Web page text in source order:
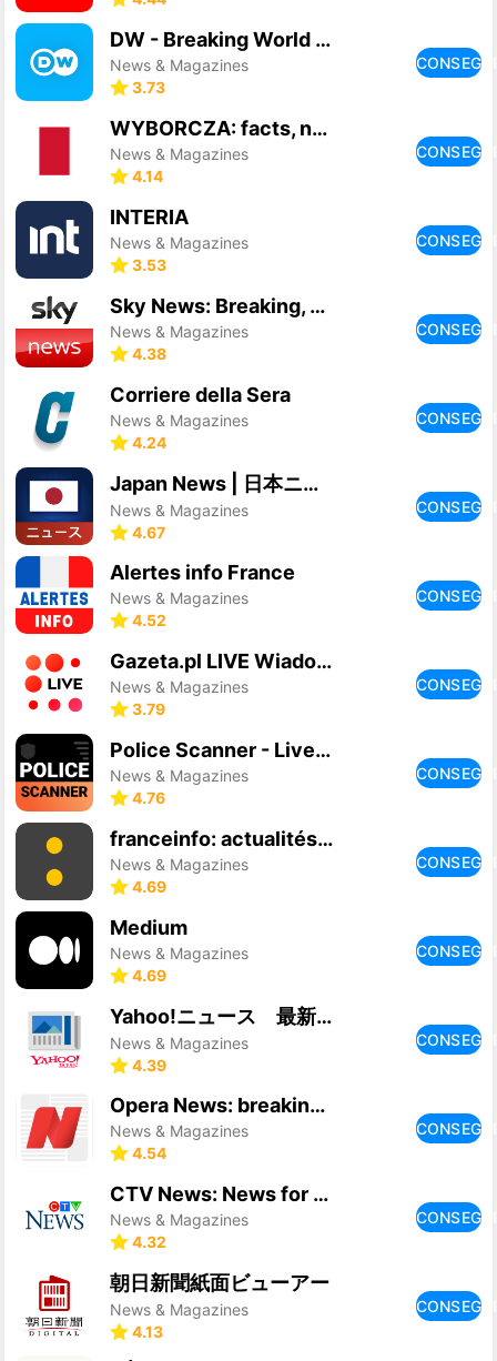
DW - Breaking World News
News & Magazines
3.73
WYBORCZA: facts, news
News & Magazines
4.14
INTERIA
News & Magazines
3.53
Sky News: Breaking, UK & World
News & Magazines
4.38
Corriere della Sera
News & Magazines
4.24
Japan News | 日本ニュース
News & Magazines
4.67
Alertes info France
News & Magazines
4.52
Gazeta.pl LIVE Wiadomości
News & Magazines
3.79
Police Scanner - Live Radio
News & Magazines
4.76
franceinfo: actualités et info
News & Magazines
4.69
Medium
News & Magazines
4.69
Yahoo!ニュース 最新情報を速報 防災・天気・コメントも
News & Magazines
4.39
Opera News: breaking & local
News & Magazines
4.54
CTV News: News for Canadians
News & Magazines
4.32
朝日新聞紙面ビューアー
News & Magazines
4.13